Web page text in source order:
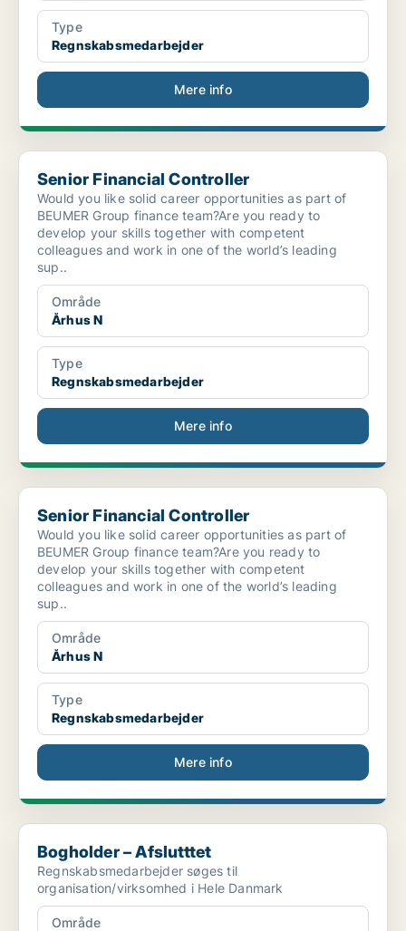
Type
Regnskabsmedarbejder
Mere info
Senior Financial Controller
Senior Financial Controller
Would you like solid career opportunities as part of
BEUMER Group finance team?Are you ready to
develop your skills together with competent
colleagues and work in one of the world’s leading
sup..
Område
Århus N
Type
Regnskabsmedarbejder
Mere info
Senior Financial Controller
Senior Financial Controller
Would you like solid career opportunities as part of
BEUMER Group finance team?Are you ready to
develop your skills together with competent
colleagues and work in one of the world’s leading
sup..
Område
Århus N
Type
Regnskabsmedarbejder
Mere info
Bogholder – Afslutttet
Bogholder – Afslutttet
Regnskabsmedarbejder søges til
organisation/virksomhed i Hele Danmark
Område